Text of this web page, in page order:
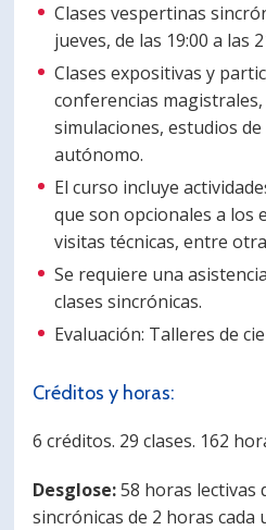
Clases vespertinas
jueves, de las 19:00 a las
Clases expositivas y
conferencias
simulaciones, estudios
autónomo.
El curso incluye
que son opcionales a los
visitas técnicas, entre
Se requiere una
clases sincrónicas.
Evaluación: Talleres de
Créditos y horas:
6 créditos. 29 clases. 162
Desglose:58 horas lectivas
sincrónicas de 2 horas cada